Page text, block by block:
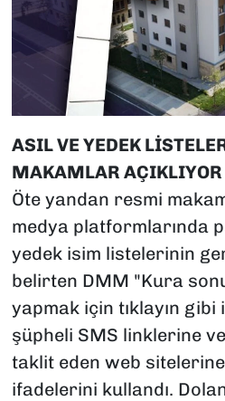
ASIL VE YEDEK
MAKAMLAR AÇIKLIYOR
Öte yandan resmi
medya platformlarında
yedek isim listelerinin
belirten DMM "Kura
yapmak için tıklayın
şüpheli SMS linklerine
taklit eden web
ifadelerini kullandı.